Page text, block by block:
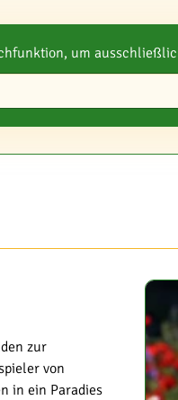
um
zur
von
in ein Paradies